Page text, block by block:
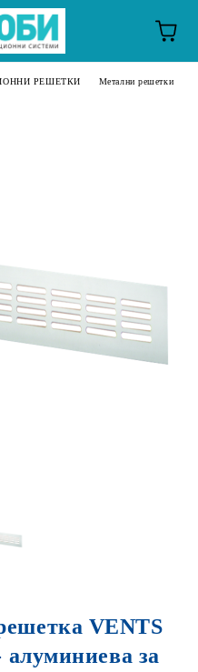
РЕШЕТКИ Метални решетки
VENTS
за